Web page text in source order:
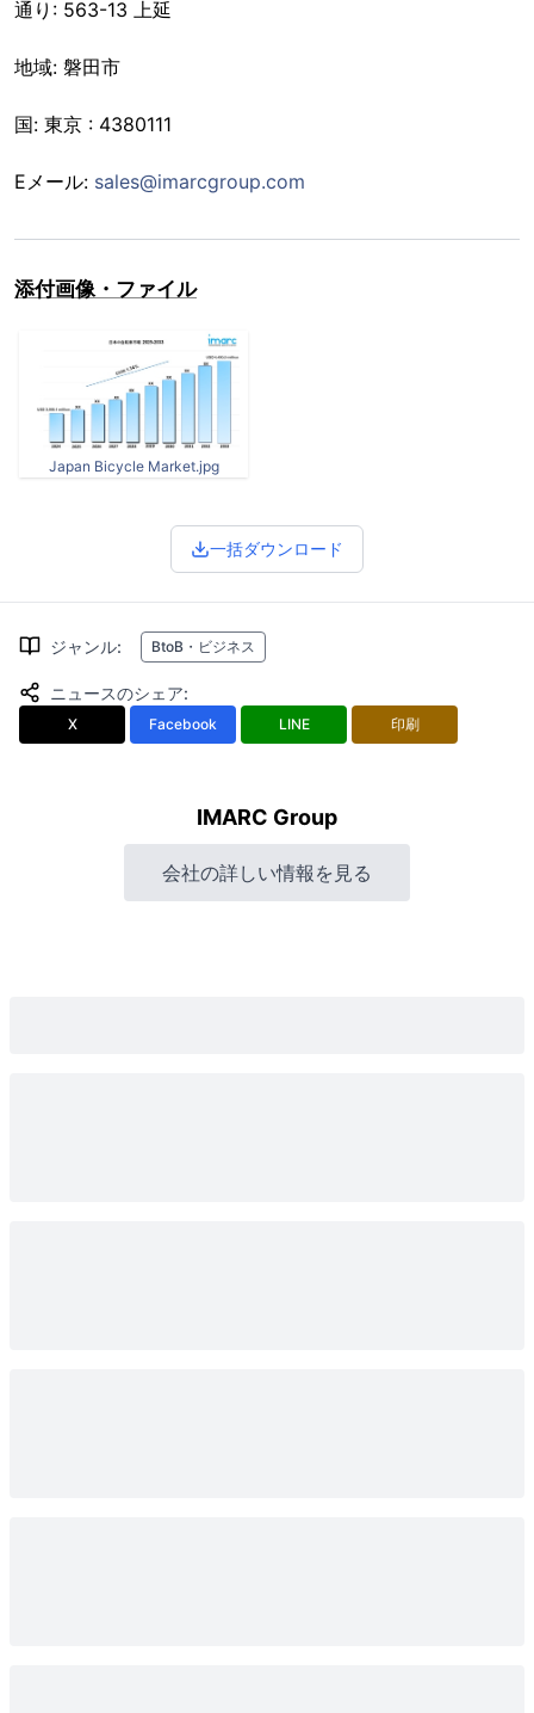
通り: 563-13 上延
地域: 磐田市
国: 東京 : 4380111
Eメール: sales@imarcgroup.com
添付画像・ファイル
Japan Bicycle Market.jpg
一括ダウンロード
ジャンル: BtoB・ビジネス
ニュースのシェア:
X Facebook LINE 印刷
IMARC Group
会社の詳しい情報を見る